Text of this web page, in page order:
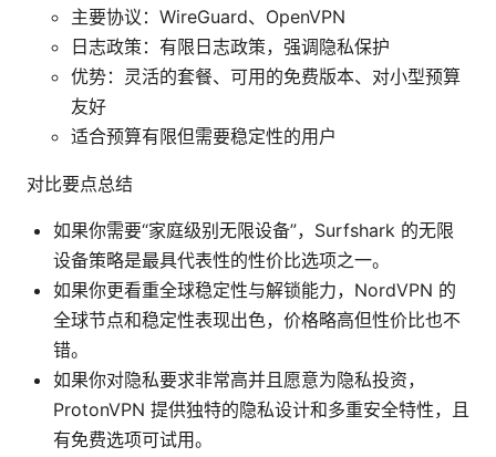
主要协议：WireGuard、OpenVPN
日志政策：有限日志政策，强调隐私保护
优势：灵活的套餐、可用的免费版本、对小型预算
友好
适合预算有限但需要稳定性的用户
对比要点总结
如果你需要“家庭级别无限设备”，Surfshark 的无限
设备策略是最具代表性的性价比选项之一。
如果你更看重全球稳定性与解锁能力，NordVPN 的
全球节点和稳定性表现出色，价格略高但性价比也不
错。
如果你对隐私要求非常高并且愿意为隐私投资，
ProtonVPN 提供独特的隐私设计和多重安全特性，且
有免费选项可试用。